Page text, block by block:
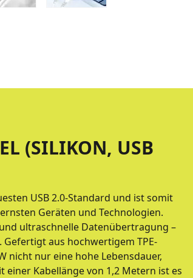
(SILIKON, USB
USB 2.0-Standard und ist somit
Geräten und Technologien.
ultraschnelle Datenübertragung –
aus hochwertigem TPE-
nicht nur eine hohe Lebensdauer,
einer Kabellänge von 1,2 Metern ist es